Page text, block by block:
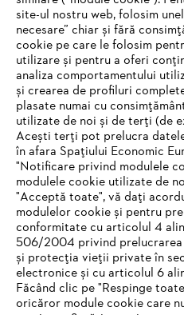
STIHL Romania
Informaţii Utile
IHR BROWSER
UNTERSTÜTZT
site-ul nostru web, folosim
necesare” chiar și fără
cookie pe care le folosim
utilizare și pentru a oferi
analiza comportamentului
și crearea de profiluri
plasate numai cu
utilizate de noi și de terți (de
Acești terți pot prelucra
în afara Spațiului Economic
"Notificare privind modulele
modulele cookie utilizate de
"Acceptă toate", vă dați
modulelor cookie și pentru
conformitate cu articolul 4
506/2004 privind
și protecția vieții private în
electronice și cu articolul 6
Făcând clic pe "Respinge
oricăror module cookie care